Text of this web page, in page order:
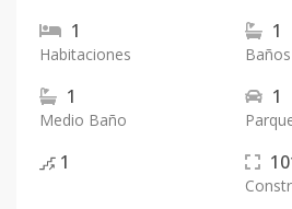
1
Habitaciones
1
Baños
1
Medio Baño
1
1